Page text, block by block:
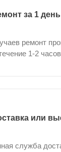
за 1 день
ремонт
1-2 часов
или
служба